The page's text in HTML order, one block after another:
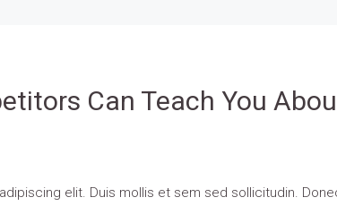
Can Teach You
elit. Duis mollis et sem sed sollicitudin.